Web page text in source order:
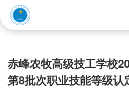
赤峰农牧高级技工学校
第8批次职业技能等级认